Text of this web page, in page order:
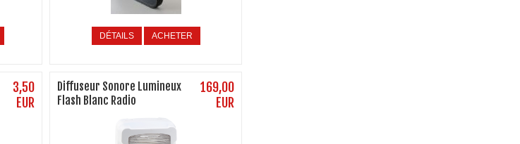
DÉTAILS ACHETER
3,50
EUR
Diffuseur Sonore Lumineux
Flash Blanc Radio
169,00
EUR